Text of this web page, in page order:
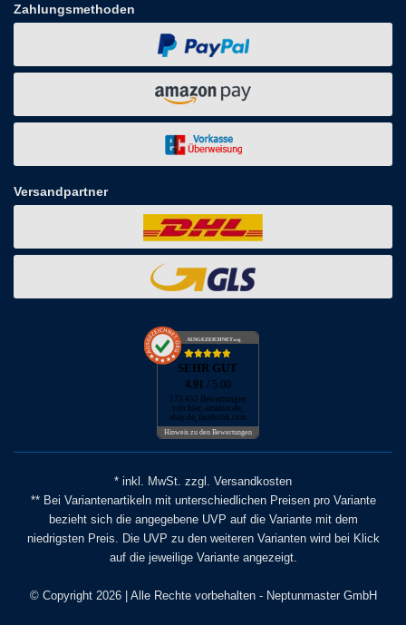
Zahlungsmethoden
Versandpartner
AUSGEZEICHNET.org
SEHR GUT
4.91 / 5.00
173.452 Bewertungen
von hier, amazon.de,
ebay.de, facebook.com
Hinweis zu den Bewertungen
* inkl. MwSt. zzgl. Versandkosten
** Bei Variantenartikeln mit unterschiedlichen Preisen pro Variante
bezieht sich die angegebene UVP auf die Variante mit dem
niedrigsten Preis. Die UVP zu den weiteren Varianten wird bei Klick
auf die jeweilige Variante angezeigt.
© Copyright 2026 | Alle Rechte vorbehalten - Neptunmaster GmbH